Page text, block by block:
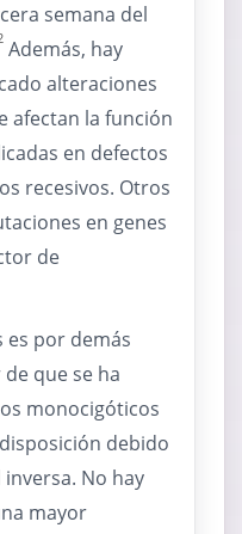
semana del
Además, hay
alteraciones
afectan la función
en defectos
recesivos. Otros
en genes
de
es por demás
que se ha
monocigóticos
debido
No hay
mayor